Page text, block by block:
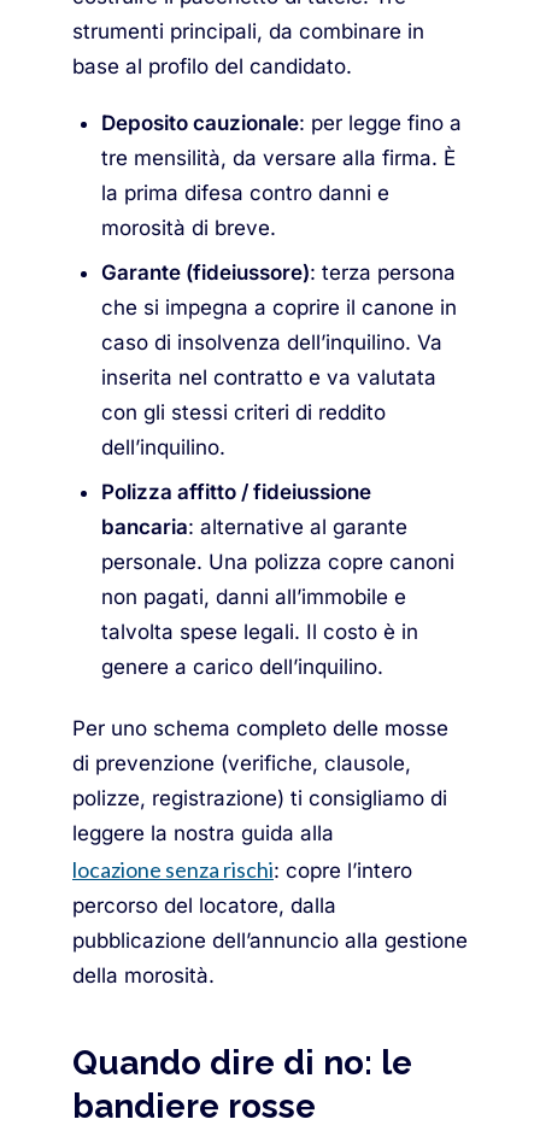
strumenti principali, da combinare in
base al profilo del candidato.
Deposito cauzionale: per legge fino a
tre mensilità, da versare alla firma. È
la prima difesa contro danni e
morosità di breve.
Garante (fideiussore): terza persona
che si impegna a coprire il canone in
caso di insolvenza dell’inquilino. Va
inserita nel contratto e va valutata
con gli stessi criteri di reddito
dell’inquilino.
Polizza affitto / fideiussione
bancaria: alternative al garante
personale. Una polizza copre canoni
non pagati, danni all’immobile e
talvolta spese legali. Il costo è in
genere a carico dell’inquilino.
Per uno schema completo delle mosse
di prevenzione (verifiche, clausole,
polizze, registrazione) ti consigliamo di
leggere la nostra guida alla
locazione senza rischi: copre l’intero
percorso del locatore, dalla
pubblicazione dell’annuncio alla gestione
della morosità.
Quando dire di no: le
bandiere rosse